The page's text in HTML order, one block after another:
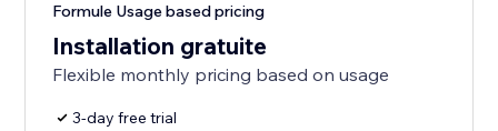
Formule Usage based pricing
Installation gratuite
Flexible monthly pricing based on usage
3-day free trial